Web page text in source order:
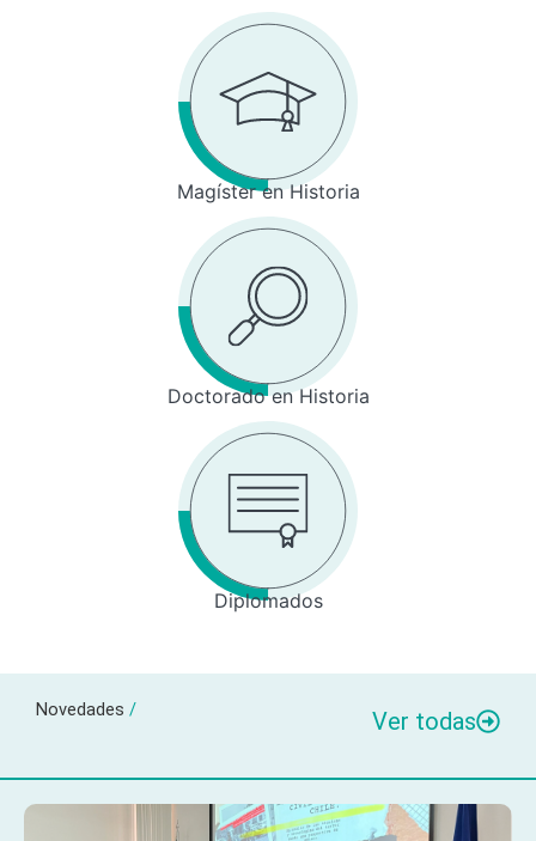
Magíster en Historia
Doctorado en Historia
Diplomados
Novedades / Ver todas